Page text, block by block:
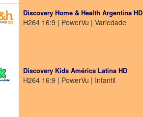
Discovery Home & Health Argentina HD
H264 16:9 | PowerVu | Variedade
Discovery Kids América Latina HD
H264 16:9 | PowerVu | Infantil